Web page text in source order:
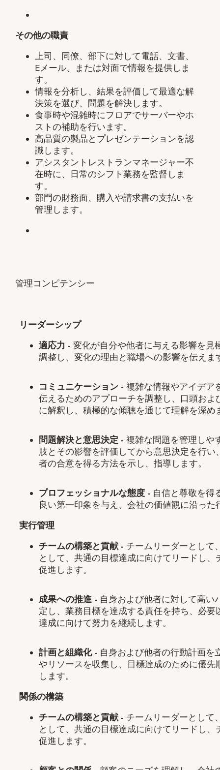
その他の職責
上司、同僚、部下に対して電話、文書、
Eメール、または対面で情報を提供しま
す。
情報を分析し、結果を評価して最適な解
決策を選び、問題を解決します。
食事時や混雑時にフロアでサーバーやホ
ストの補助を行います。
高品質の製品とプレゼンテーションを認
識します。
アシスタントレストランマネージャー不
在時に、日常のシフト業務を監督しま
す。
部門の財務面、購入や請求書の支払いを
管理します。
管理コンピテンシー
リーダーシップ
適応力 - 変化が自分や他者に与える影響を見
調整し、変化の理由と職場への影響を伝えま
コミュニケーション- 複雑な情報やアイデア
伝えるためのアプローチを調整し、口頭およ
に解釈し、積極的な傾聴を通じて理解を深め
問題解決と意思決定 - 複雑な問題を管理しや
肢とその影響を評価してから意思決定を行い
者の合意を得る方法を示し、指導します。
プロフェッショナルな態度- 自信と尊敬を得
良い第一印象を与え、会社の価値観に沿った
実行管理
チームの構築と貢献- チームリーダーとして
として、共通の目標達成に向けてリードし
促進します。
成果への推進- 自身および他者に対して高い
定し、業務目標を達成する責任を持ち、必要
達成に向けて努力を継続します。
計画と組織化- 自身および他者の行動計画を
やリソースを収集し、目標達成のために優先
します。
関係の構築
チームの構築と貢献- チームリーダーとして
として、共通の目標達成に向けてリードし
促進します。